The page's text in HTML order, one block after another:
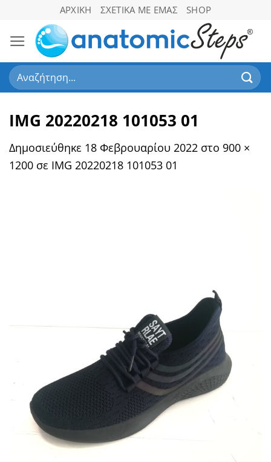
περιεχόμενο
ΑΡΧΙΚΉ ΣΧΕΤΙΚΆ ΜΕ ΕΜΆΣ SHOP
Αναζήτηση
για:
IMG 20220218 101053 01
Δημοσιεύθηκε 18 Φεβρουαρίου 2022 στο 900 ×
1200 σε IMG 20220218 101053 01